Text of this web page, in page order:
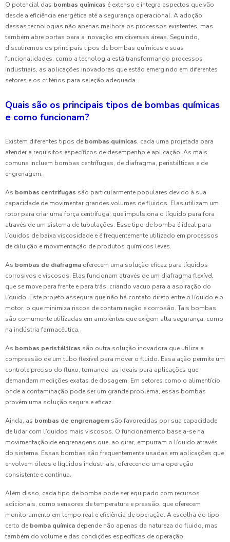
O potencial das bombas químicas é extenso e integra aspectos que vão
desde a eficiência energética até a segurança operacional. A adoção
dessas tecnologias não apenas melhora os processos existentes, mas
também abre portas para a inovação em diversas áreas. Seguindo,
discutiremos os principais tipos de bombas químicas e suas
funcionalidades, como a tecnologia está transformando processos
industriais, as aplicações inovadoras que estão emergindo em diferentes
setores e os critérios para seleção adequada.
Quais são os principais tipos de bombas químicas
e como funcionam?
Existem diferentes tipos de bombas químicas, cada uma projetada para
atender a requisitos específicos de desempenho e aplicação. As mais
comuns incluem bombas centrífugas, de diafragma, peristálticas e de
engrenagem.
As bombas centrífugas são particularmente populares devido à sua
capacidade de movimentar grandes volumes de fluidos. Elas utilizam um
rotor para criar uma força centrífuga, que impulsiona o líquido para fora
através de um sistema de tubulações. Esse tipo de bomba é ideal para
líquidos de baixa viscosidade e é frequentemente utilizado em processos
de diluição e movimentação de produtos químicos leves.
As bombas de diafragma oferecem uma solução eficaz para líquidos
corrosivos e viscosos. Elas funcionam através de um diafragma flexível
que se move para frente e para trás, criando vacuo para a aspiração do
líquido. Este projeto assegura que não há contato direto entre o líquido e o
motor, o que minimiza riscos de contaminação e corrosão. Tais bombas
são comumente utilizadas em ambientes que exigem alta segurança, como
na indústria farmacêutica.
As bombas peristálticas são outra solução inovadora que utiliza a
compressão de um tubo flexível para mover o fluido. Essa ação permite um
controle preciso do fluxo, tornando-as ideais para aplicações que
demandam medições exatas de dosagem. Em setores como o alimentício,
onde a contaminação pode ser um grande problema, essas bombas
provêm uma solução segura e eficaz.
Ainda, as bombas de engrenagem são favorecidas por sua capacidade
de lidar com líquidos mais viscosos. O funcionamento baseia-se na
movimentação de engrenagens que, ao girar, empurram o líquido através
do sistema. Essas bombas são frequentemente usadas em aplicações que
envolvem óleos e líquidos industriais, oferecendo uma operação
consistente e contínua.
Além disso, cada tipo de bomba pode ser equipado com recursos
adicionais, como sensores de temperatura e pressão, que oferecem
monitoramento em tempo real e eficiência de operação. A escolha do tipo
certo de bomba química depende não apenas da natureza do fluido, mas
também do volume e das condições específicas de operação.